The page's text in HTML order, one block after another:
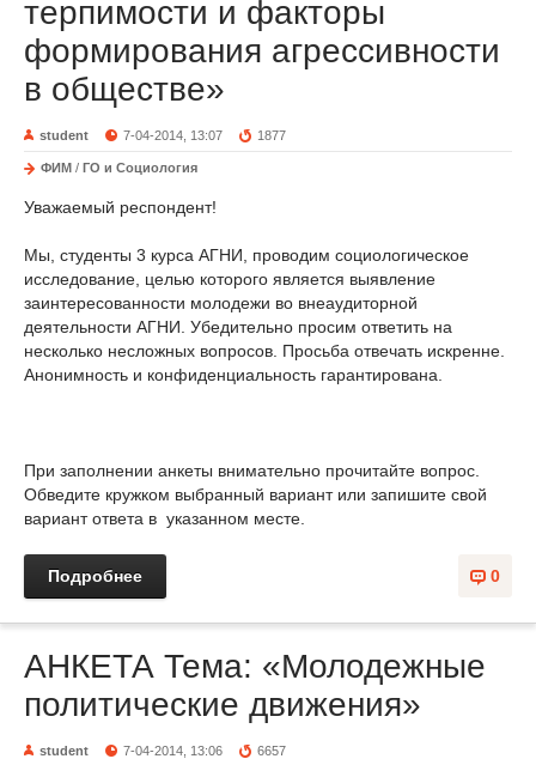
терпимости и факторы
формирования агрессивности
в обществе»
student 7-04-2014, 13:07 1877
ФИМ / ГО и Социология
Уважаемый респондент!
Мы, студенты 3 курса АГНИ, проводим социологическое
исследование, целью которого является выявление
заинтересованности молодежи во внеаудиторной
деятельности АГНИ. Убедительно просим ответить на
несколько несложных вопросов. Просьба отвечать искренне.
Анонимность и конфиденциальность гарантирована.
При заполнении анкеты внимательно прочитайте вопрос.
Обведите кружком выбранный вариант или запишите свой
вариант ответа в указанном месте.
0
Подробнее
АНКЕТА Тема: «Молодежные
политические движения»
student 7-04-2014, 13:06 6657